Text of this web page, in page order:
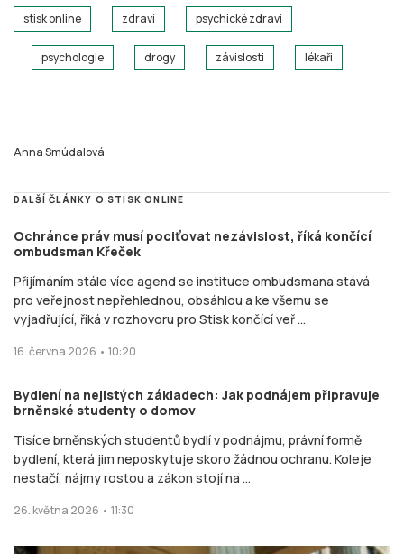
stisk online zdraví psychické zdraví
psychologie drogy závislosti lékaři
Anna Smúdalová
DALŠÍ ČLÁNKY O STISK ONLINE
Ochránce práv musí pociťovat nezávislost, říká končící
ombudsman Křeček
Přijímáním stále více agend se instituce ombudsmana stává
pro veřejnost nepřehlednou, obsáhlou a ke všemu se
vyjadřující, říká v rozhovoru pro Stisk končící veř ...
16. června 2026 • 10:20
Bydlení na nejistých základech: Jak podnájem připravuje
brněnské studenty o domov
Tisíce brněnských studentů bydlí v podnájmu, právní formě
bydlení, která jim neposkytuje skoro žádnou ochranu. Koleje
nestačí, nájmy rostou a zákon stojí na ...
26. května 2026 • 11:30